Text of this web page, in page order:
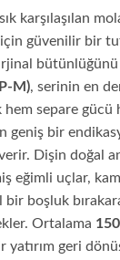
karşılaşılan
için güvenilir bir
M), serinin en
separe gücü
geniş bir
Dişin doğal
eğimli uçlar,
boşluk
Ortalama
yatırım geri